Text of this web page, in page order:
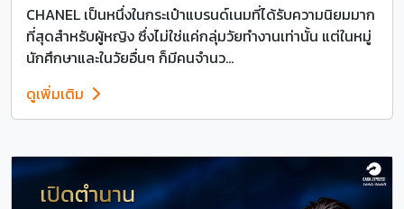
CHANEL เป็นหนึ่งในกระเป๋าแบรนด์เนมที่ได้รับความนิยมมาก
ที่สุดสำหรับผู้หญิง ซึ่งไม่ใช่แค่กลุ่มวัยทำงานเท่านั้น แต่ในหมู่
นักศึกษาและในวัยอื่นๆ ก็มีคนจำนว...
ดูเพิ่มเติม